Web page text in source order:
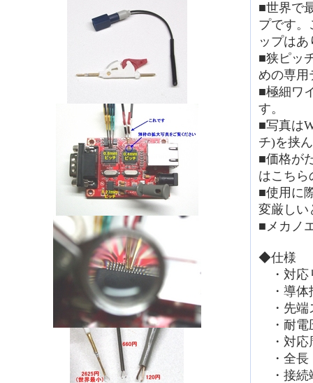
■世界で
プです。
ップは
■狭ピッ
めの専用
■極細ワ
す。
■写真は
チ)を挟
■価格が
はこちら
■使用に
変厳しい
■メカノ
◆仕様
・対応
・導体
・先端
・耐電
・対応
・全長
・接続